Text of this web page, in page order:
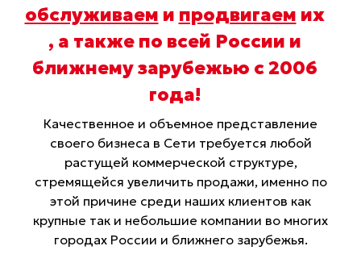
обслуживаем и продвигаем их
, а также по всей России и
ближнему зарубежью с 2006
года!
Качественное и объемное представление
своего бизнеса в Сети требуется любой
растущей коммерческой структуре,
стремящейся увеличить продажи, именно по
этой причине среди наших клиентов как
крупные так и небольшие компании во многих
городах России и ближнего зарубежья.